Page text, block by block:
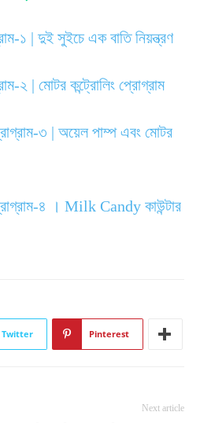
১ | দুই সুইচে এক বাতি নিয়ন্ত্রণ
২ | মোটর কন্ট্রোলিং প্রোগ্রাম
৩ | অয়েল পাম্প এবং মোটর
৪ । Milk Candy কাউন্টার
Twitter Pinterest
Next article